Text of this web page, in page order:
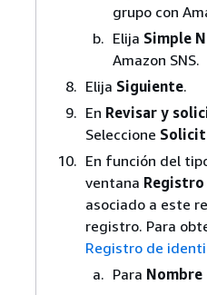
grupo con
Elija Simple
Amazon SNS.
Elija Siguiente.
En Revisar y
Seleccione
En función del
ventana Registro
asociado a este
registro. Para
Registro de
Para